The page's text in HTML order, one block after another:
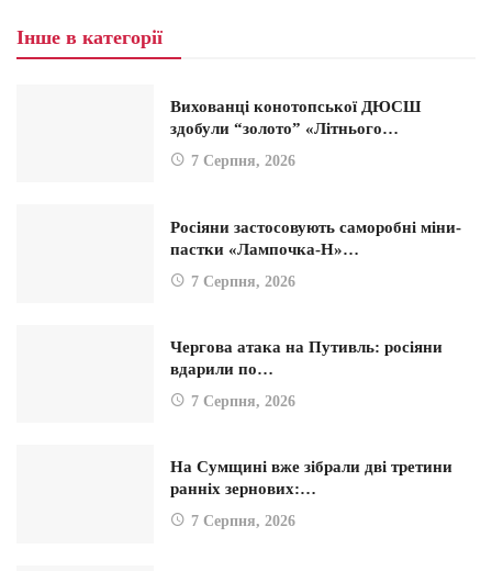
Інше в категорії
Вихованці конотопської ДЮСШ
здобули “золото” «Літнього…
7 Серпня, 2026
Росіяни застосовують саморобні міни-
пастки «Лампочка-Н»…
7 Серпня, 2026
Чергова атака на Путивль: росіяни
вдарили по…
7 Серпня, 2026
На Сумщині вже зібрали дві третини
ранніх зернових:…
7 Серпня, 2026